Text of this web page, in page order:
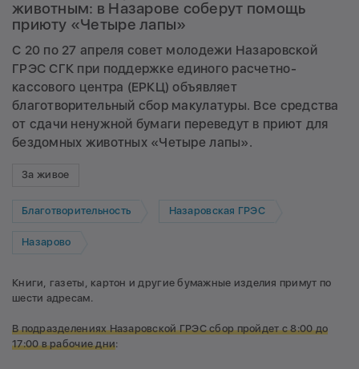
животным: в Назарове соберут помощь
приюту «Четыре лапы»
С 20 по 27 апреля совет молодежи Назаровской
ГРЭС СГК при поддержке единого расчетно-
кассового центра (ЕРКЦ) объявляет
благотворительный сбор макулатуры. Все средства
от сдачи ненужной бумаги переведут в приют для
бездомных животных «Четыре лапы».
За живое
Благотворительность Назаровская ГРЭС
Назарово
Книги, газеты, картон и другие бумажные изделия примут по
шести адресам.
В подразделениях Назаровской ГРЭС сборпройдет с 8:00 до
17:00 в рабочие дни: